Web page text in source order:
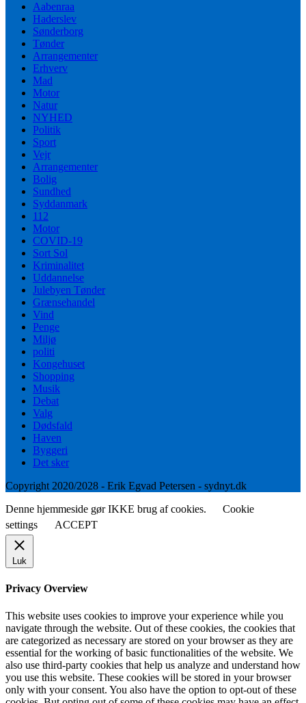
Aabenraa
Haderslev
Sønderborg
Tønder
Arrangementer
Erhverv
Mad
Motor
Natur
NYHED
Politik
Sport
Vejr
Arrangementer
Bolig
Sundhed
Syddanmark
112
Motor
COVID-19
Sort Sol
Kriminalitet
Uddannelse
Julebyen Tønder
Grænsehandel
Vind
Penge
Miljø
politi
Kongehuset
Shopping
Musik
Debat
Valg
Dødsfald
Haven
Byggeri
Det sker
Copyright 2020/2028 - Erik Egvad Petersen - sydnyt.dk
Denne hjemmeside gør IKKE brug af cookies.
Cookie
settings
ACCEPT
Luk
Privacy Overview
This website uses cookies to improve your experience while you
navigate through the website. Out of these cookies, the cookies that
are categorized as necessary are stored on your browser as they are
essential for the working of basic functionalities of the website. We
also use third-party cookies that help us analyze and understand how
you use this website. These cookies will be stored in your browser
only with your consent. You also have the option to opt-out of these